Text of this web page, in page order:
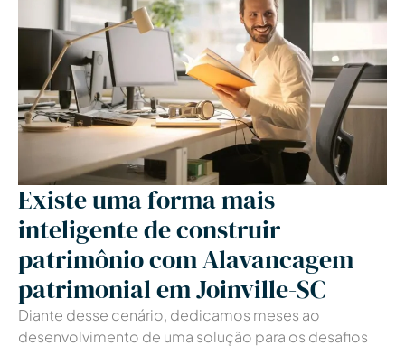
Existe uma forma mais
inteligente de construir
patrimônio com Alavancagem
patrimonial em Joinville-SC
Diante desse cenário, dedicamos meses ao
desenvolvimento de uma solução para os desafios